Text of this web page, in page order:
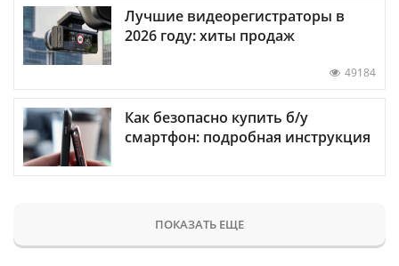
Лучшие видеорегистраторы в
2026 году: хиты продаж
49184
Как безопасно купить б/у
смартфон: подробная инструкция
ПОКАЗАТЬ ЕЩЕ